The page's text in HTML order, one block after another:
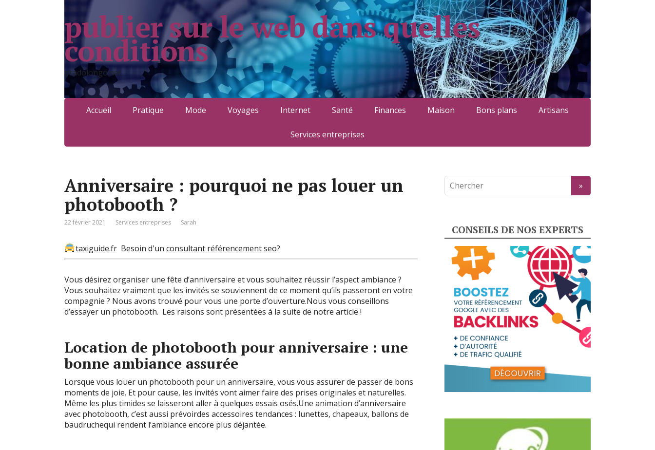
publier sur le web dans quelles
conditions
pradolongo.net
Accueil Pratique Mode Voyages Internet Santé Finances Maison Bons plans Artisans
Services entreprises
Anniversaire : pourquoi ne pas louer un
photobooth ?
22 février 2021 Services entreprises Sarah
taxiguide.frBesoin d'un consultant référencement seo?
Vous désirez organiser une fête d’anniversaire et vous souhaitez réussir l’aspect ambiance ?
Vous souhaitez vraiment que les invités se souviennent de ce moment qu’ils passeront en votre
compagnie ? Nous avons trouvé pour vous une porte d’ouverture.Nous vous conseillons
d’essayer un photobooth. Les raisons sont présentées à la suite de notre article !
Location de photobooth pour anniversaire : une
bonne ambiance assurée
Lorsque vous louer un photobooth pour un anniversaire, vous vous assurer de passer de bons
moments de joie. Et pour cause, les invités vont aimer faire des prises originales et naturelles.
Même les plus timides se laisseront aller à quelques essais osés.Une animation d’anniversaire
avec photobooth, c’est aussi prévoirdes accessoires tendances : lunettes, chapeaux, ballons de
baudruchequi rendent l’ambiance encore plus déjantée.
CONSEILS DE NOS EXPERTS